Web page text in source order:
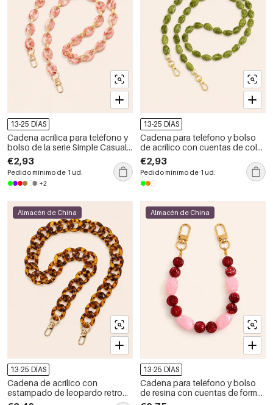
13-25 DÍAS
Cadena acrílica para teléfono y
bolso de la serie Simple Casual
de color sólido con círculo y
degradado de color
€2,93
Pedido mínimo de 1 ud.
+2
13-25 DÍAS
Cadena para teléfono y bolso
de acrílico con cuentas de color
liso y degradado de color, de la
serie Simple Casual.
€2,93
Pedido mínimo de 1 ud.
Almacén de China
13-25 DÍAS
Cadena de acrílico con
estampado de leopardo retro
de la serie Simple para teléfono
Almacén de China
13-25 DÍAS
Cadena para teléfono y bolso
de resina con cuentas de forma
irregular y colores degradados,